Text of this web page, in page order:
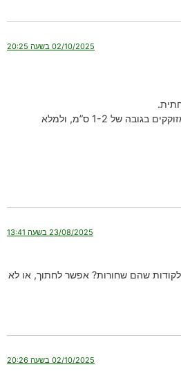
02/10/2025 בשעה 20:25
להעמיד את העציץ במים מזוקקים בגובה של 1-2 ס”מ, ולמלא
23/08/2025 בשעה 13:41
שהם שחורות? אפשר לחתוך, או לא
02/10/2025 בשעה 20:26